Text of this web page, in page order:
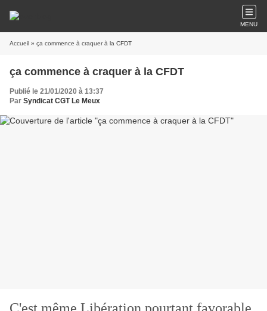
MENU
Accueil » ça commence à craquer à la CFDT
ça commence à craquer à la CFDT
Publié le 21/01/2020 à 13:37
Par Syndicat CGT Le Meux